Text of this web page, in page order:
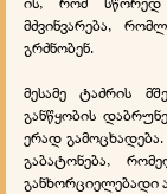
მძვინვარება,
გრძნობენ.
მესამე ტაძრის
განწყობის
ერად
გაბატონება,
განხორციელებადი